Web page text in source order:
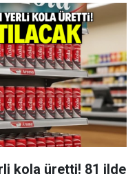
kola üretti! 81 ilde